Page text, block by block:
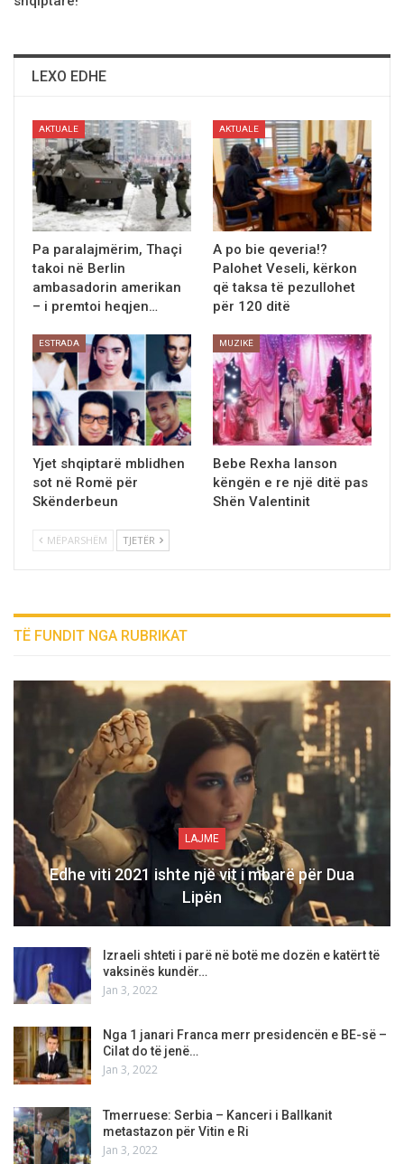
LEXO EDHE
AKTUALE
Pa paralajmërim, Thaçi
takoi në Berlin
ambasadorin amerikan
– i premtoi heqjen…
AKTUALE
A po bie qeveria!?
Palohet Veseli, kërkon
që taksa të pezullohet
për 120 ditë
ESTRADA
Yjet shqiptarë mblidhen
sot në Romë për
Skënderbeun
MUZIKË
Bebe Rexha lanson
këngën e re një ditë pas
Shën Valentinit
MËPARSHËM TJETËR
TË FUNDIT NGA RUBRIKAT
LAJME
Edhe viti 2021 ishte një vit i mbarë për Dua
Lipën
Izraeli shteti i parë në botë me dozën e katërt të
vaksinës kundër…
Jan 3, 2022
Nga 1 janari Franca merr presidencën e BE-së –
Cilat do të jenë…
Jan 3, 2022
Tmerruese: Serbia – Kanceri i Ballkanit
metastazon për Vitin e Ri
Jan 3, 2022